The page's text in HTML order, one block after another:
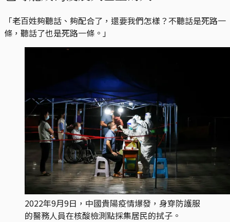
「老百姓夠聽話、夠配合了，還要我們怎樣？不聽話是死路一
條，聽話了也是死路一條。」
2022年9月9日，中國貴陽疫情爆發，身穿防護服
的醫務人員在核酸檢測點採集居民的拭子。